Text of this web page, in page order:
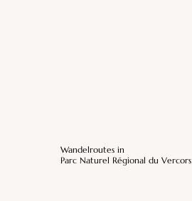
Wandelroutes in
Parc Naturel Régional du Vercors